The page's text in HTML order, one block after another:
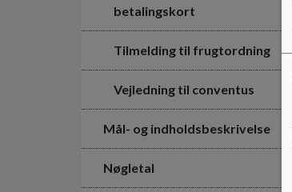
betalingskort
Tilmelding til frugtordning
Vejledning til conventus
Mål- og indholdsbeskrivelse
Nøgletal